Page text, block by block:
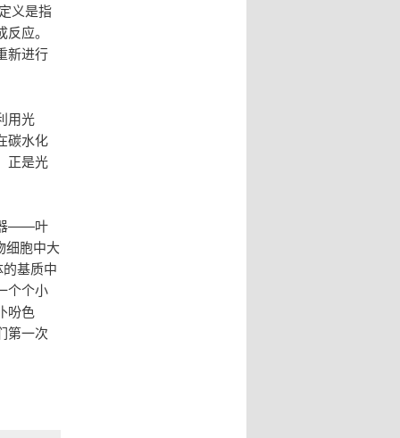
义是指
应。
新进行
用光
碳水化
正是光
器——叶
细胞中大
基质中
个个小
吩色
第一次